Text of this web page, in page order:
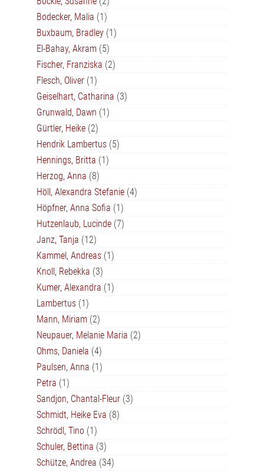
Bodecker, Malia (1)
Buxbaum, Bradley (1)
El-Bahay, Akram (5)
Fischer, Franziska (2)
Flesch, Oliver (1)
Geiselhart, Catharina (3)
Grunwald, Dawn (1)
Gürtler, Heike (2)
Hendrik Lambertus (5)
Hennings, Britta (1)
Herzog, Anna (8)
Höll, Alexandra Stefanie (4)
Höpfner, Anna Sofia (1)
Hutzenlaub, Lucinde (7)
Janz, Tanja (12)
Kammel, Andreas (1)
Knoll, Rebekka (3)
Kumer, Alexandra (1)
Lambertus (1)
Mann, Miriam (2)
Neupauer, Melanie Maria (2)
Ohms, Daniela (4)
Paulsen, Anna (1)
Petra (1)
Sandjon, Chantal-Fleur (3)
Schmidt, Heike Eva (8)
Schrödl, Tino (1)
Schuler, Bettina (3)
Schütze, Andrea (34)